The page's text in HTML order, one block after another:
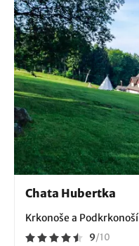
Chata Hubertka
Krkonoše a Podkrkonoší
9/10